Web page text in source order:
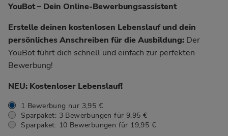
YouBot – Dein Online-Bewerbungsassistent
Erstelle deinen kostenlosen Lebenslauf und dein
persönliches Anschreiben für die Ausbildung: Der
YouBot führt dich schnell und einfach zur perfekten
Bewerbung!
NEU: Kostenloser Lebenslauf!
1 Bewerbung nur 3,95 €
Sparpaket: 3 Bewerbungen für 9,95 €
Sparpaket: 10 Bewerbungen für 19,95 €